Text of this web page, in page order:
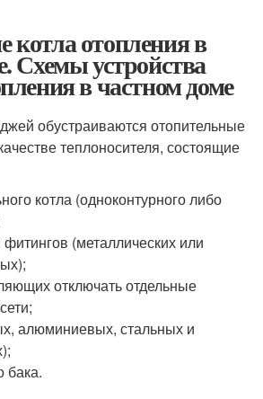
котла отопления в
Схемы устройства
в частном доме
обустраиваются отопительные
теплоносителя, состоящие
котла (одноконтурного либо
(металлических или
отключать отдельные
алюминиевых, стальных и
бака.